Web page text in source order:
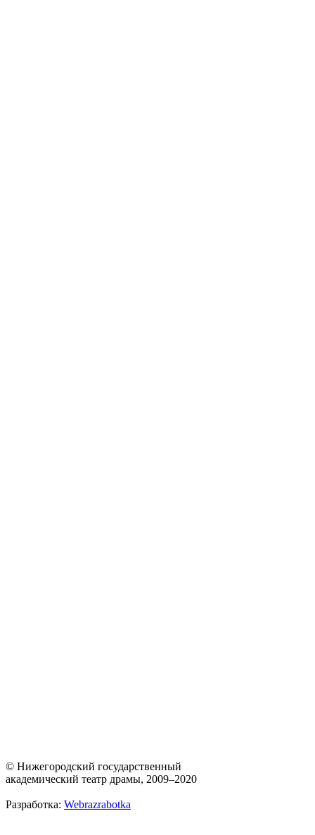
© Нижегородский государственный
академический театр драмы, 2009–2020
Разработка: Webrazrabotka